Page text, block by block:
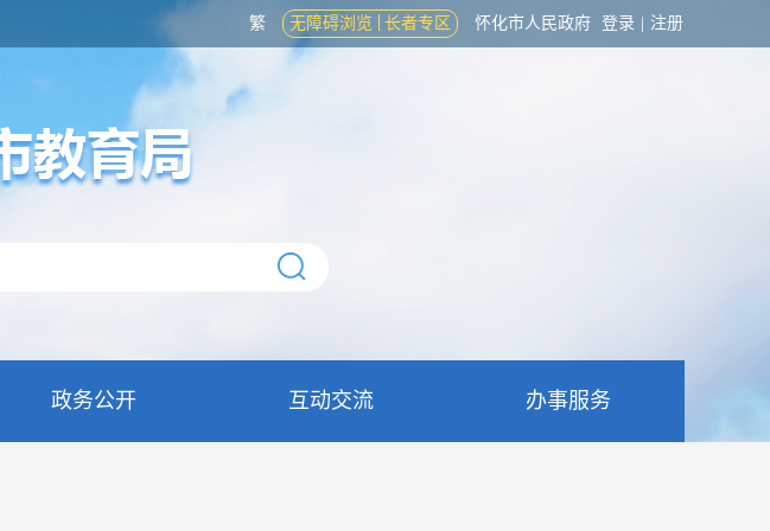
繁 无障碍浏览 长者专区 怀化市人民政府 登录 注册
政务公开 互动交流 办事服务